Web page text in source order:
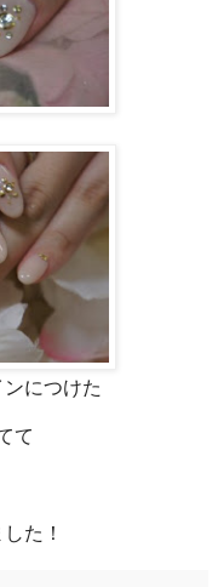
につけた
て
た！